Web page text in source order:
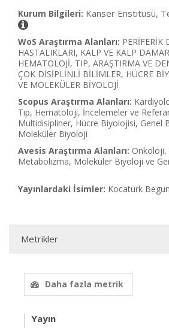
Kurum Bilgileri: Kanser Enstitüsü,
WoS Araştırma Alanları: PERİFERİK
HASTALIKLARI, KALP VE KALP
HEMATOLOJİ, TIP, ARAŞTIRMA VE
ÇOK DİSİPLİNLİ BİLİMLER, HÜCRE
VE MOLEKÜLER BİYOLOJİ
Scopus Araştırma Alanları:
Tıp, Hematoloji, İncelemeler ve
Multidisipliner, Hücre Biyolojisi, Genel
Moleküler Biyoloji
Avesis Araştırma Alanları: Onkoloji,
Metabolizma, Moleküler Biyoloji ve
Yayınlardaki İsimler: Kocaturk
Metrikler
Daha fazla metrik
Yayın